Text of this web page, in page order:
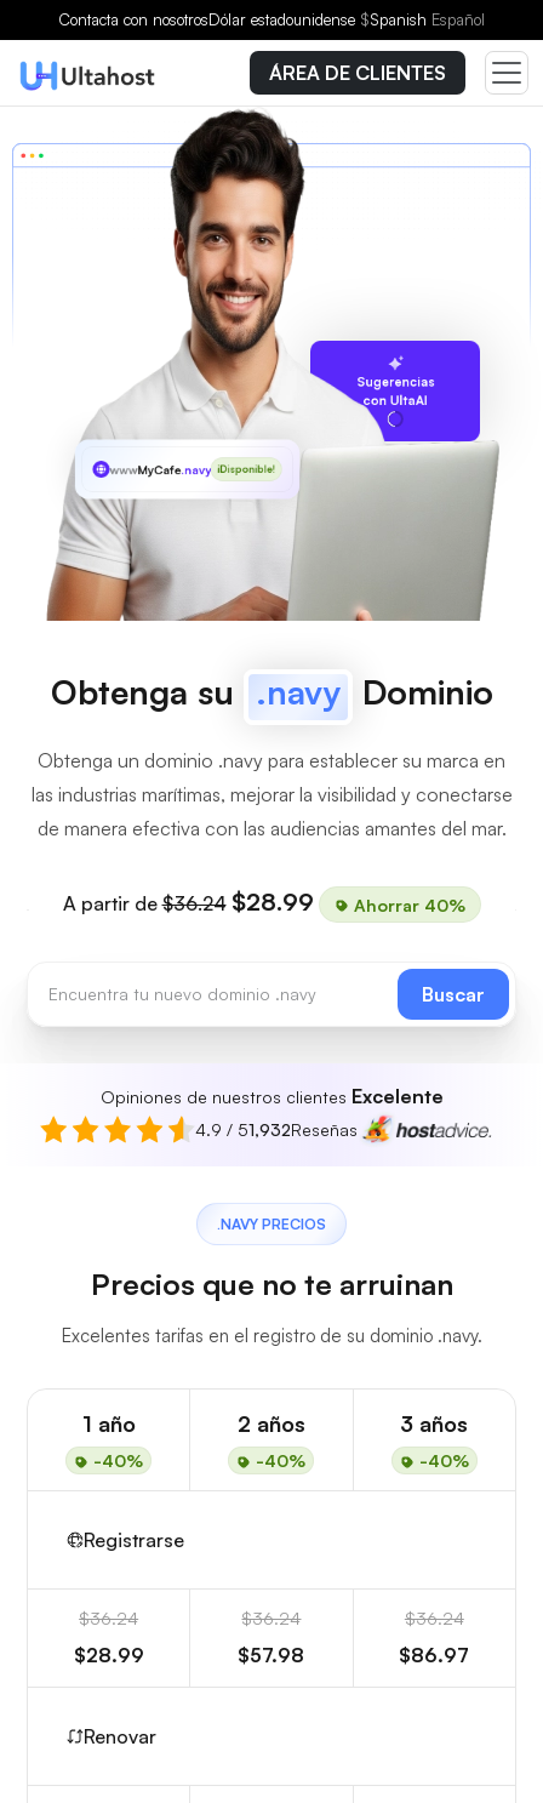
Contacta con nosotrosDólar estadounidense $Spanish Español
ÁREA DE CLIENTES
Sugerencias
con UltaAI
wwwMyCafe.navy ¡Disponible!
Obtenga su .navy Dominio
Obtenga un dominio .navy para establecer su marca en
las industrias marítimas, mejorar la visibilidad y conectarse
de manera efectiva con las audiencias amantes del mar.
A partir de$36.24 $28.99 Ahorrar 40%
Buscar
Opiniones de nuestros clientes Excelente
4.9 / 51,932Reseñas
.NAVY PRECIOS
Precios que no te arruinan
Excelentes tarifas en el registro de su dominio .navy.
1 año
-40%
2 años
-40%
3 años
-40%
Registrarse
$36.24
$28.99
$36.24
$57.98
$36.24
$86.97
Renovar